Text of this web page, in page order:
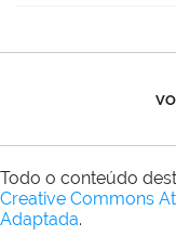
Todo o conteúdo
Creative Commons
Adaptada.